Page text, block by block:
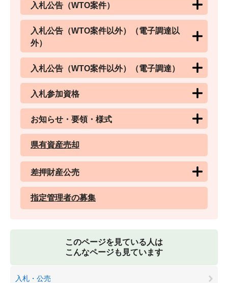
入札公告（WTO案件）
入札公告（WTO案件以外）（電子調達以
外）
入札公告（WTO案件以外）（電子調達）
入札参加資格
お知らせ・要領・様式
県有資産売却
差押財産公売
指定管理者の募集
このページを見ている人は
こんなページも見ています
入札・公売